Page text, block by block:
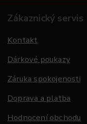
Zákaznický servis
Kontakt
Dárkové poukazy
Záruka spokojenosti
Doprava a platba
Hodnocení obchodu